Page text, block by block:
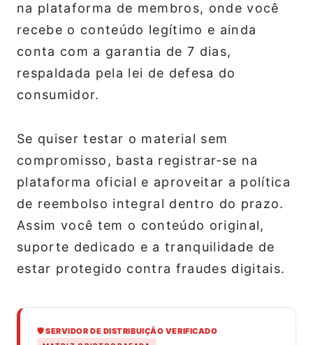
na plataforma de membros, onde você
recebe o conteúdo legítimo e ainda
conta com a garantia de 7 dias,
respaldada pela lei de defesa do
consumidor.
Se quiser testar o material sem
compromisso, basta registrar‑se na
plataforma oficial e aproveitar a política
de reembolso integral dentro do prazo.
Assim você tem o conteúdo original,
suporte dedicado e a tranquilidade de
estar protegido contra fraudes digitais.
🛡️ SERVIDOR DE DISTRIBUIÇÃO VERIFICADO